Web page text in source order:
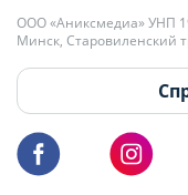
Мы принимаем звонки и
18:00.
+375 29 179-11-28
vg@domovita.by
Пишите и звоните нам в
ООО «Аниксмедиа» УНП
Минск, Старовиленский